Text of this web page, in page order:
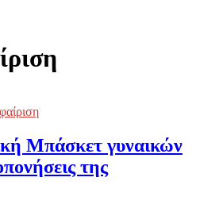
Μπάσκετ γυναικών
της